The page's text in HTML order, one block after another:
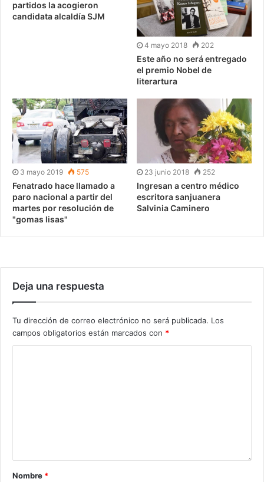
partidos la acogieron
candidata alcaldía SJM
4 mayo 2018 202
Este año no será entregado
el premio Nobel de
literartura
3 mayo 2019 575
Fenatrado hace llamado a
paro nacional a partir del
martes por resolución de
"gomas lisas"
23 junio 2018 252
Ingresan a centro médico
escritora sanjuanera
Salvinia Caminero
Deja una respuesta
Tu dirección de correo electrónico no será publicada. Los
campos obligatorios están marcados con *
Nombre *